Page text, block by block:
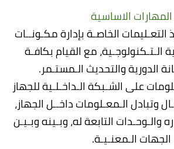
المهارات الاساسية
الخاصـة بإدارة مكـونــات
الـتـكنولوجـية، مع القيام بكافـة
الدورية والتحديث الـمستـمر.
على الشـبكة الـداخـلـية للجهاز
وتبادل الـمعـلومات داخــل الجهاز،
والـوحـدات التابعة له، وبـينه وبـيـن
الجهات الـمعنـيـة.